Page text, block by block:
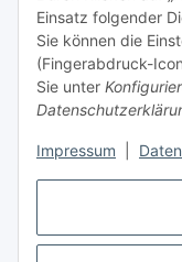
Einsatz folgender
Sie können die
(Fingerabdruck-
Sie unter
Impressum
Informationen
Gesetzliche